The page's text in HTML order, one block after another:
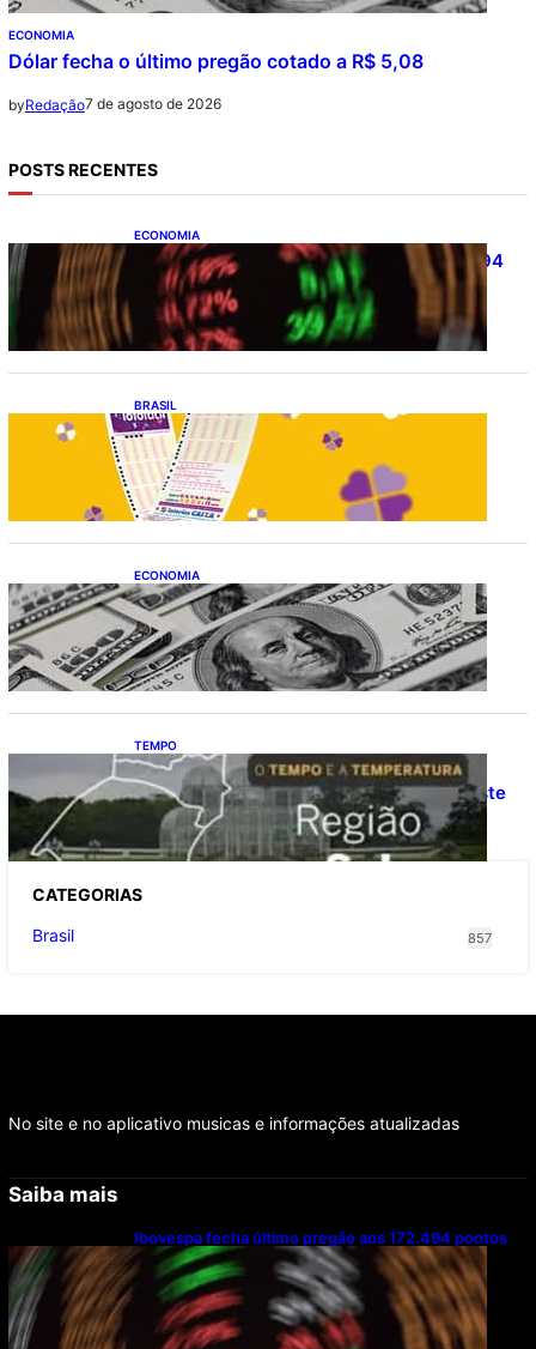
ECONOMIA
Dólar fecha o último pregão cotado a R$ 5,08
byRedação7 de agosto de 2026
POSTS RECENTES
ECONOMIA
Ibovespa fecha último pregão aos 172.494
pontos
BRASIL
Resultado da lotofácil 3756: sorteio de
sexta-feira (07/08/2026)
ECONOMIA
Dólar fecha o último pregão cotado a R$
5,08
TEMPO
O TEMPO E A TEMPERATURA: Confira a
previsão do tempo para a Região Sul neste
sábado (8)
CATEGORIAS
Brasil
857
No site e no aplicativo musicas e informações atualizadas
Saiba mais
Ibovespa fecha último pregão aos 172.494 pontos